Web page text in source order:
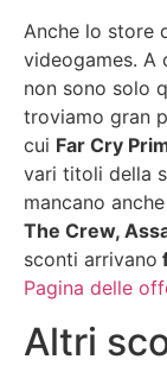
Anche lo store
videogames. A
non sono solo
troviamo gran
cui Far Cry
vari titoli della
mancano
The Crew,
sconti arrivano
Pagina delle
Altri